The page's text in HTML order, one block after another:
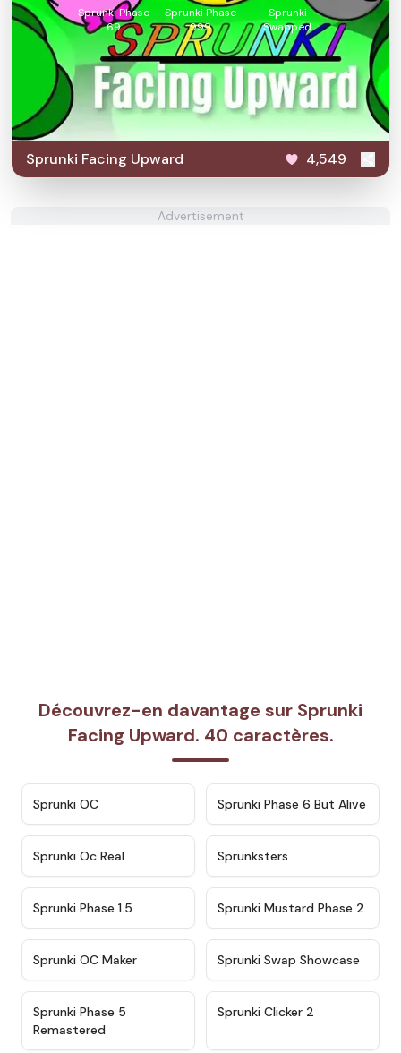
Sprunki Phase
69
Sprunki Phase
999
Sprunki
Swapped
Sprunki Facing Upward 4,549
Advertisement
Découvrez-en davantage sur Sprunki
Facing Upward. 40 caractères.
Sprunki OC ★ 4.9
Sprunki Phase 6 But Alive
Sprunki Oc Real Sprunksters
Sprunki Phase 1.5 ★ 4.4
Sprunki Mustard Phase 2
Sprunki OC Maker ★ 4.6
Sprunki Swap Showcase
Sprunki Phase 5
Remastered
Sprunki Clicker 2